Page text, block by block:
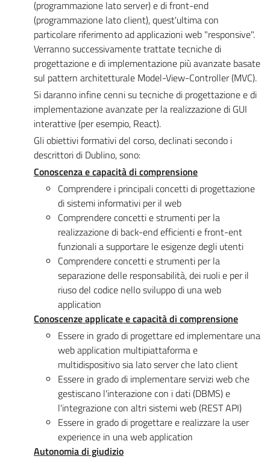
(programmazione lato server) e di front-end
(programmazione lato client), quest'ultima con
particolare riferimento ad applicazioni web "responsive".
Verranno successivamente trattate tecniche di
progettazione e di implementazione più avanzate basate
sul pattern architetturale Model-View-Controller (MVC).
Si daranno infine cenni su tecniche di progettazione e di
implementazione avanzate per la realizzazione di GUI
interattive (per esempio, React).
Gli obiettivi formativi del corso, declinati secondo i
descrittori di Dublino, sono:
Conoscenza e capacità di comprensione
Comprendere i principali concetti di progettazione
di sistemi informativi per il web
Comprendere concetti e strumenti per la
realizzazione di back-end efficienti e front-ent
funzionali a supportare le esigenze degli utenti
Comprendere concetti e strumenti per la
separazione delle responsabilità, dei ruoli e per il
riuso del codice nello sviluppo di una web
application
Conoscenze applicate e capacità di comprensione
Essere in grado di progettare ed implementare una
web application multipiattaforma e
multidispositivo sia lato server che lato client
Essere in grado di implementare servizi web che
gestiscano l'interazione con i dati (DBMS) e
l'integrazione con altri sistemi web (REST API)
Essere in grado di progettare e realizzare la user
experience in una web application
Autonomia di giudizio